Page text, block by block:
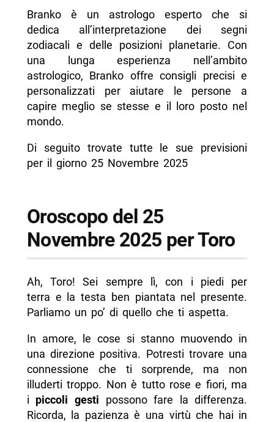
Branko è un astrologo esperto che si
dedica all’interpretazione dei segni
zodiacali e delle posizioni planetarie. Con
una lunga esperienza nell’ambito
astrologico, Branko offre consigli precisi e
personalizzati per aiutare le persone a
capire meglio se stesse e il loro posto nel
mondo.
Di seguito trovate tutte le sue previsioni
per il giorno 25 Novembre 2025
Oroscopo del 25
Novembre 2025 per Toro
Ah, Toro! Sei sempre lì, con i piedi per
terra e la testa ben piantata nel presente.
Parliamo un po’ di quello che ti aspetta.
In amore, le cose si stanno muovendo in
una direzione positiva. Potresti trovare una
connessione che ti sorprende, ma non
illuderti troppo. Non è tutto rose e fiori, ma
i piccoli gesti possono fare la differenza.
Ricorda, la pazienza è una virtù che hai in